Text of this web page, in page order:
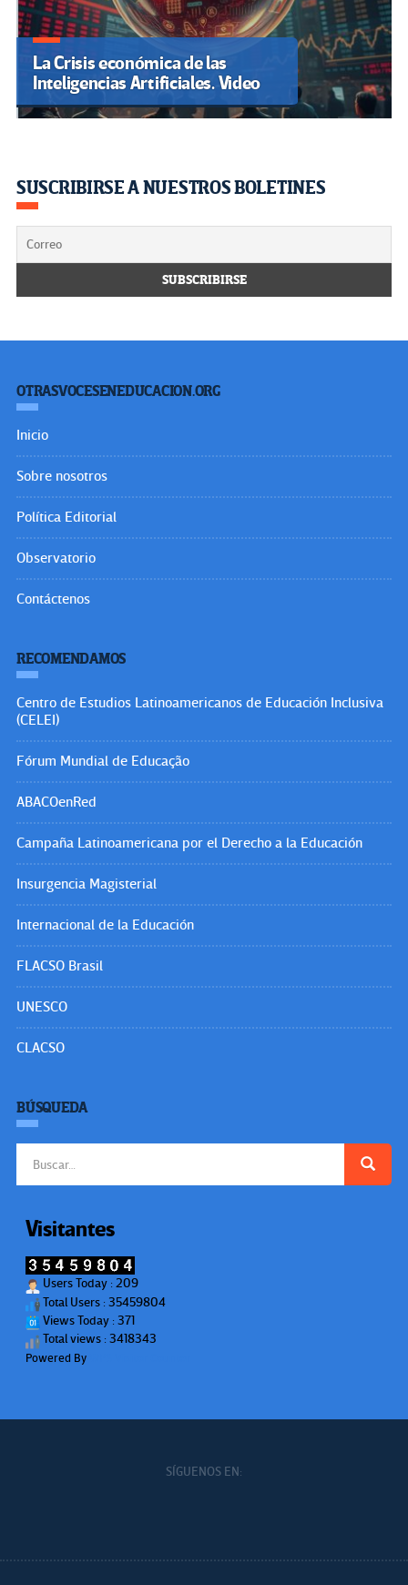
La Crisis económica de las
Inteligencias Artificiales. Video
SUSCRIBIRSE A NUESTROS BOLETINES
OTRASVOCESENEDUCACION.ORG
Inicio
Sobre nosotros
Política Editorial
Observatorio
Contáctenos
RECOMENDAMOS
Centro de Estudios Latinoamericanos de Educación Inclusiva
(CELEI)
Fórum Mundial de Educação
ABACOenRed
Campaña Latinoamericana por el Derecho a la Educación
Insurgencia Magisterial
Internacional de la Educación
FLACSO Brasil
UNESCO
CLACSO
BÚSQUEDA
Visitantes
Users Today : 209
Total Users : 35459804
Views Today : 371
Total views : 3418343
Powered By
SÍGUENOS EN: